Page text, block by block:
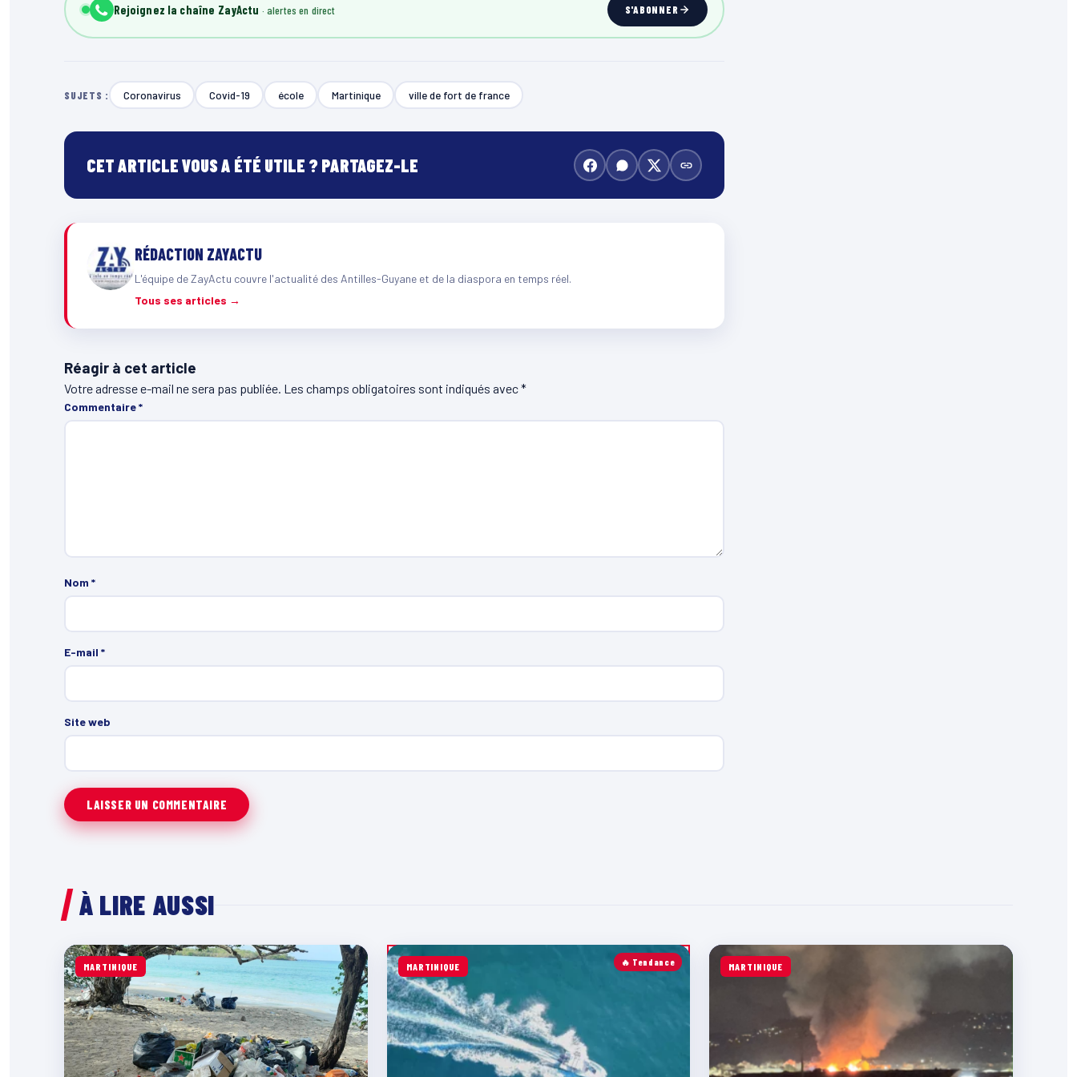
Rejoignez la chaîne ZayActu S'ABONNER
SUJETS : Coronavirus Covid-19 école Martinique ville de fort de france
CET ARTICLE VOUS A ÉTÉ UTILE ? PARTAGEZ-LE
RÉDACTION ZAYACTU
L'équipe de ZayActu couvre l'actualité des Antilles-Guyane et de la diaspora en temps réel.
Tous ses articles →
Réagir à cet article
Votre adresse e-mail ne sera pas publiée. Les champs obligatoires sont indiqués avec*
Commentaire*
Nom *
E-mail *
Site web
À LIRE AUSSI
MARTINIQUE 🔥 Tendance
MARTINIQUE MARTINIQUE